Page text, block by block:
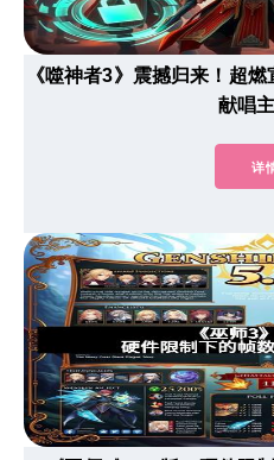
《噬神者3》震撼归来！超
献唱
详